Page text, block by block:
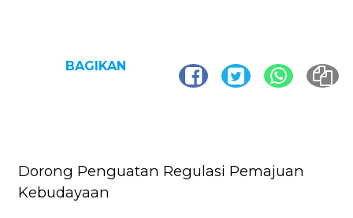
BAGIKAN
Dorong Penguatan Regulasi Pemajuan
Kebudayaan